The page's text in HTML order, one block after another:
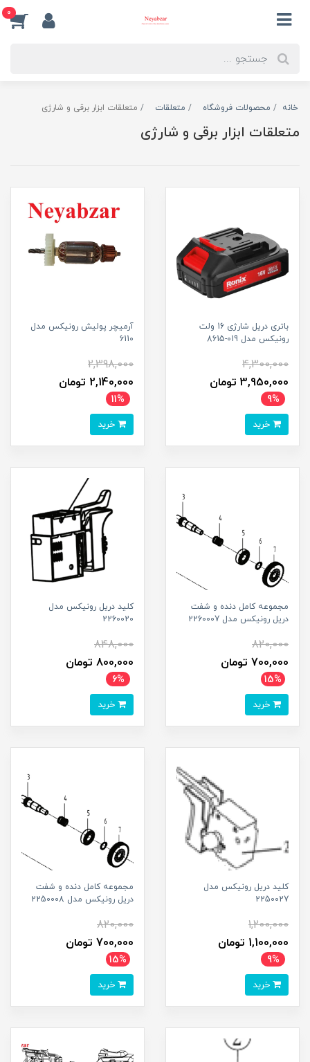
0
خانه محصولات فروشگاه متعلقات متعلقات ابزار برقی و شارژی
متعلقات ابزار برقی و شارژی
باتری دریل شارژی 16 ولت
رونیکس مدل 019-8615
4,300,000
3,950,000 تومان
9%
آرمیچر پولیش رونیکس مدل
6110
2,398,000
2,140,000 تومان
11%
مجموعه کامل دنده و شفت
دریل رونیکس مدل 2260007
820,000
700,000 تومان
15%
کلید دریل رونیکس مدل
2260020
848,000
800,000 تومان
6%
کلید دریل رونیکس مدل
2250027
1,200,000
1,100,000 تومان
9%
مجموعه کامل دنده و شفت
دریل رونیکس مدل 2250008
820,000
700,000 تومان
15%